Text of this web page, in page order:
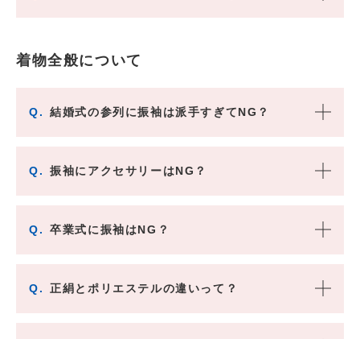
着物全般について
Q. 結婚式の参列に振袖は派手すぎてNG？
Q. 振袖にアクセサリーはNG？
Q. 卒業式に振袖はNG？
Q. 正絹とポリエステルの違いって？